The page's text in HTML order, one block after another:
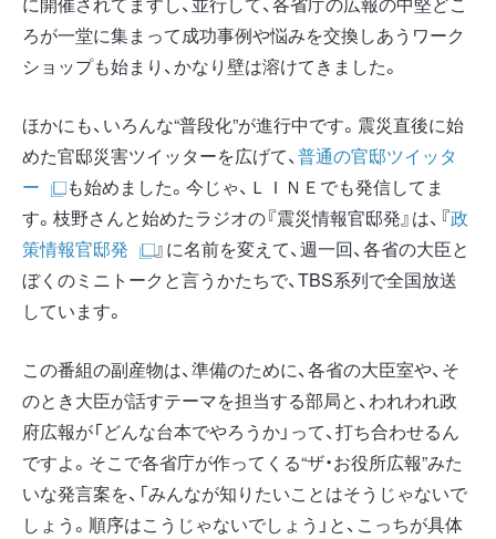
ろが一堂に集まって成功事例や悩みを交換しあうワーク
ショップも始まり、かなり壁は溶けてきました。
ほかにも、いろんな“普段化”が進行中です。震災直後に始
めた官邸災害ツイッターを広げて、普通の官邸ツイッタ
ー
も始めました。今じゃ、ＬＩＮＥでも発信してま
す。枝野さんと始めたラジオの『震災情報官邸発』は、『政
策情報官邸発
』に名前を変えて、週一回、各省の大臣と
ぼくのミニトークと言うかたちで、TBS系列で全国放送
しています。
この番組の副産物は、準備のために、各省の大臣室や、そ
のとき大臣が話すテーマを担当する部局と、われわれ政
府広報が「どんな台本でやろうか」って、打ち合わせるん
ですよ。そこで各省庁が作ってくる“ザ・お役所広報”みた
いな発言案を、「みんなが知りたいことはそうじゃないで
しょう。順序はこうじゃないでしょう」と、こっちが具体